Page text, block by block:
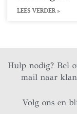
LEES VERDER »
Hulp nodig? Bel
mail naar
Volg ons en